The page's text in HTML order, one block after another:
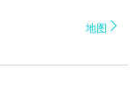
地图 